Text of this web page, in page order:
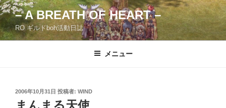
コ
ン
テ
ン
– A BREATH OF HEART –
RO ギルドboh活動日誌
メニュー
投
2006年10月31日 投稿者: WIND